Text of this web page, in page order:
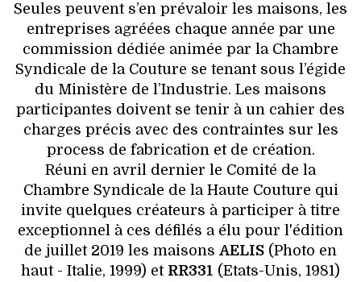
Seules peuvent s’en prévaloir les maisons, les
entreprises agréées chaque année par une
commission dédiée animée par la Chambre
Syndicale de la Couture se tenant sous l’égide
du Ministère de l’Industrie. Les maisons
participantes doivent se tenir à un cahier des
charges précis avec des contraintes sur les
process de fabrication et de création.
Réuni en avril dernier le Comité de la
Chambre Syndicale de la Haute Couture qui
invite quelques créateurs à participer à titre
exceptionnel à ces défilés a élu pour l'édition
de juillet 2019 les maisons AELIS (Photo en
haut - Italie, 1999) et RR331 (Etats-Unis, 1981)